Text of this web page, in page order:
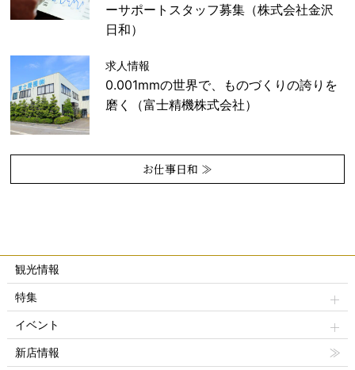
ーサポートスタッフ募集（株式会社金沢
日和）
求人情報
0.001mmの世界で、ものづくりの誇りを
磨く（富士精機株式会社）
お仕事日和 ≫
観光情報
特集
イベント
新店情報